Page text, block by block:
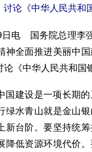
讨论《中华人民共和
国务院总理李强
神全面推进美丽中
论《中华人民共和
建设是一项长期的
绿水青山就是金山
新台阶。要坚持统
降低资源环境代价